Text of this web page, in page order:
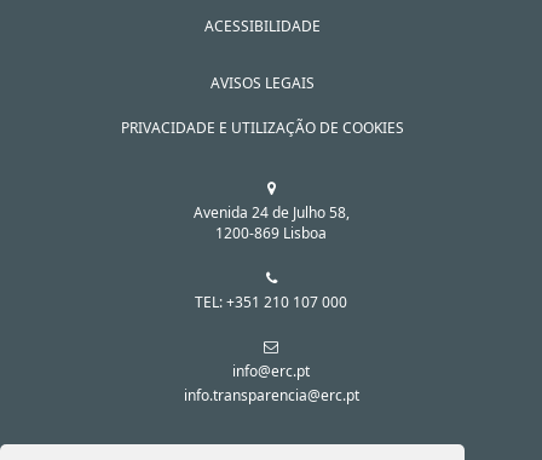
ACESSIBILIDADE
AVISOS LEGAIS
PRIVACIDADE E UTILIZAÇÃO DE COOKIES
Avenida 24 de Julho 58,
1200-869 Lisboa
TEL: +351 210 107 000
info@erc.pt
info.transparencia@erc.pt